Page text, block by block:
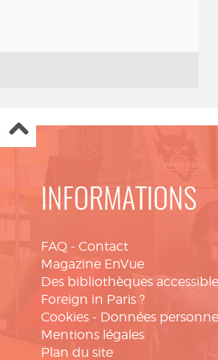
INFORMATIONS
FAQ - Contact
Magazine EnVue
Des bibliothèques
Foreign in Paris ?
Cookies - Données
Mentions légales
Plan du site